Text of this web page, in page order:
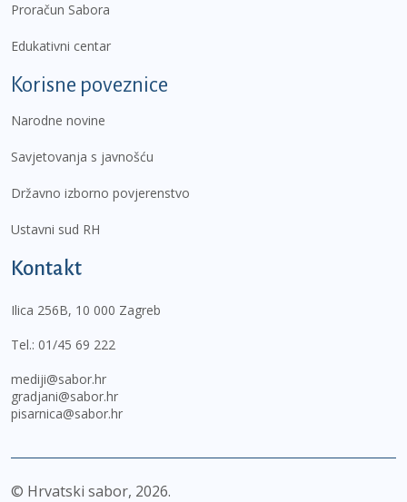
Proračun Sabora
Edukativni centar
Korisne poveznice
Narodne novine
Savjetovanja s javnošću
Državno izborno povjerenstvo
Ustavni sud RH
Kontakt
Ilica 256B, 10 000 Zagreb
Tel.: 01/45 69 222
mediji@sabor.hr
gradjani@sabor.hr
pisarnica@sabor.hr
© Hrvatski sabor, 2026